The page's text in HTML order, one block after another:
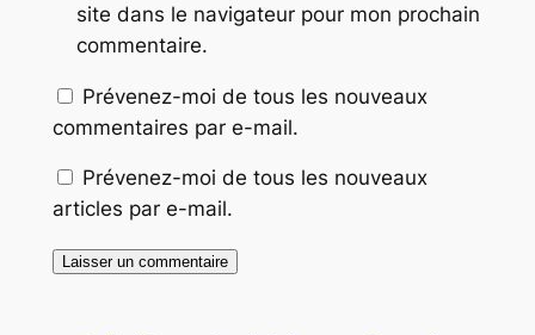
site dans le navigateur pour mon prochain
commentaire.
Prévenez-moi de tous les nouveaux
commentaires par e-mail.
Prévenez-moi de tous les nouveaux
articles par e-mail.